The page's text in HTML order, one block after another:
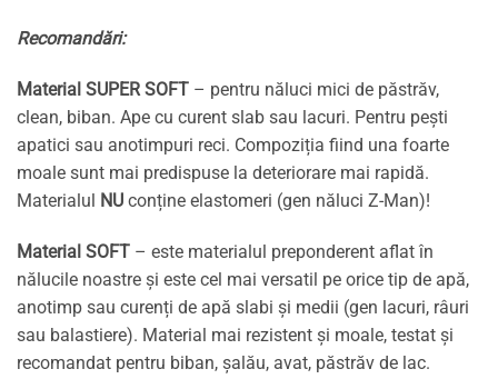
Recomandări:
Material SUPER SOFT – pentru năluci mici de păstrăv,
clean, biban. Ape cu curent slab sau lacuri. Pentru pești
apatici sau anotimpuri reci. Compoziția fiind una foarte
moale sunt mai predispuse la deteriorare mai rapidă.
Materialul NU conține elastomeri (gen năluci Z-Man)!
Material SOFT – este materialul preponderent aflat în
nălucile noastre și este cel mai versatil pe orice tip de apă,
anotimp sau curenți de apă slabi și medii (gen lacuri, râuri
sau balastiere). Material mai rezistent și moale, testat și
recomandat pentru biban, șalău, avat, păstrăv de lac.